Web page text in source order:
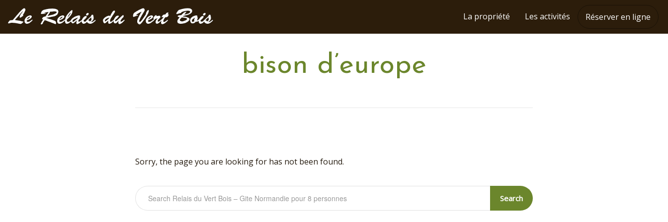
La propriété Les activités Réserver en ligne
bison d’europe
Sorry, the page you are looking for has not been found.
Search